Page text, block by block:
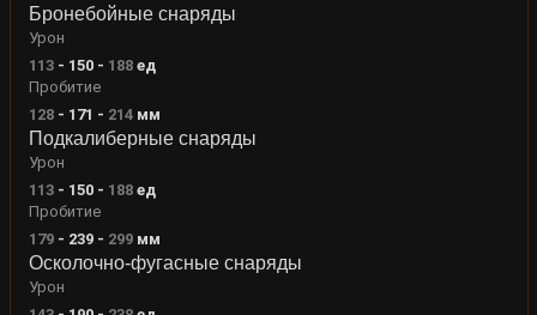
Бронебойные снаряды
Урон
113- 150- 188ед
Пробитие
128- 171 - 214 мм
Подкалиберные снаряды
Урон
113- 150- 188ед
Пробитие
179- 239- 299 мм
Осколочно-фугасные снаряды
Урон